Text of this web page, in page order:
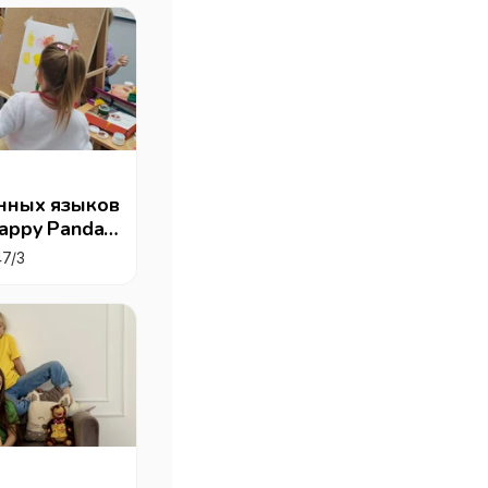
языков
Panda",
3